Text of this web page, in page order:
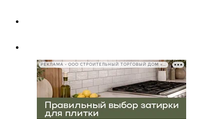
РЕКЛАМА • ООО СТРОИТЕЛЬНЫЙ ТОРГОВЫЙ ДОМ «ПЕТРОВИЧ», ИНН 7802348846